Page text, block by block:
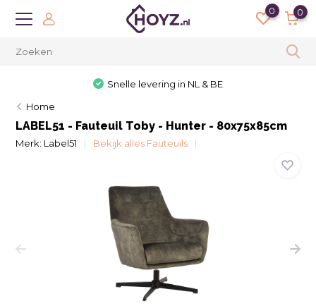
0 0
Snelle levering in NL & BE
Home
LABEL51 - Fauteuil Toby - Hunter - 80x75x85cm
Merk: Label51 Bekijk alles Fauteuils